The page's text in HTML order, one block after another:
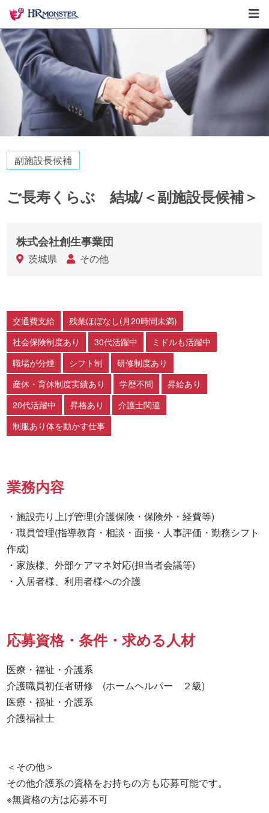
副施設長候補
ご長寿くらぶ 結城/＜副施設長候補＞
株式会社創生事業団
茨城県 その他
交通費支給
残業ほぼなし(月20時間未満)
社会保険制度あり
30代活躍中
ミドルも活躍中
職場が分煙
シフト制
研修制度あり
産休・育休制度実績あり
学歴不問
昇給あり
20代活躍中
昇格あり
介護士関連
制服あり体を動かす仕事
業務内容
・施設売り上げ管理(介護保険・保険外・経費等)
・職員管理(指導教育・相談・面接・人事評価・勤務シフト
作成)
・家族様、外部ケアマネ対応(担当者会議等)
・入居者様、利用者様への介護
応募資格・条件・求める人材
医療・福祉・介護系
介護職員初任者研修　(ホームヘルパー　２級)
医療・福祉・介護系
介護福祉士
＜その他＞
その他介護系の資格をお持ちの方も応募可能です。
※無資格の方は応募不可